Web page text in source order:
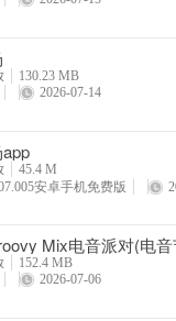
130.23 MB
2026-07-14
45.4 M
安卓手机免费版
Mix电音派对(电
152.4 MB
2026-07-06